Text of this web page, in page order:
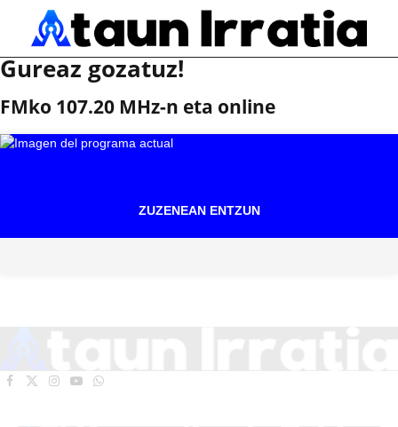
Gureaz gozatuz!
FMko 107.20 MHz-n eta online
ZUZENEAN ENTZUN
Facebook
X
Instagram
YouTubeWhatsApp